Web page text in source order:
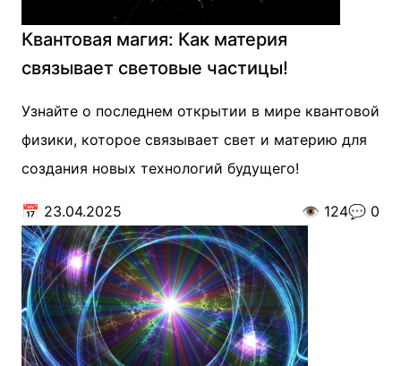
Квантовая магия: Как материя
связывает световые частицы!
Узнайте о последнем открытии в мире квантовой
физики, которое связывает свет и материю для
создания новых технологий будущего!
📅 23.04.2025 👁️ 124💬 0